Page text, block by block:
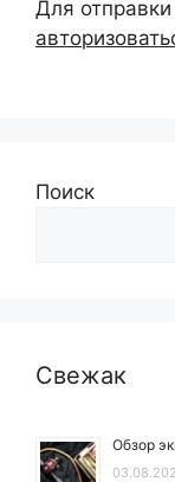
Для
Поиск
Свежак
Обзор